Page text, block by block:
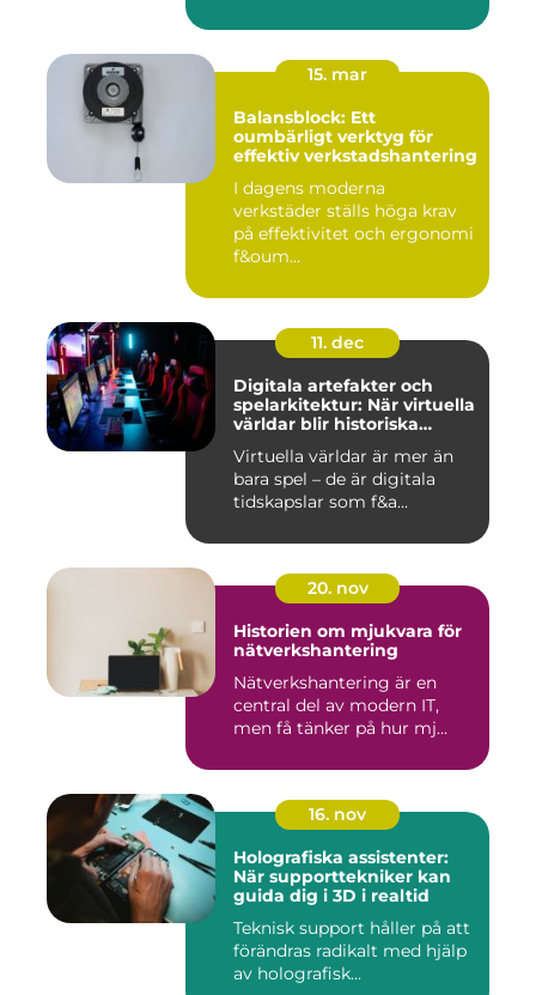
15. mar
Balansblock: Ett
oumbärligt verktyg för
effektiv verkstadshantering
I dagens moderna
verkstäder ställs höga krav
på effektivitet och ergonomi
f&oum...
11. dec
Digitala artefakter och
spelarkitektur: När virtuella
världar blir historiska
Virtuella världar är mer än
bara spel – de är digitala
tidskapslar som f&a...
20. nov
Historien om mjukvara för
nätverkshantering
Nätverkshantering är en
central del av modern IT,
men få tänker på hur mj...
16. nov
Holografiska assistenter:
När supporttekniker kan
guida dig i 3D i realtid
Teknisk support håller på att
förändras radikalt med hjälp
av holografisk...